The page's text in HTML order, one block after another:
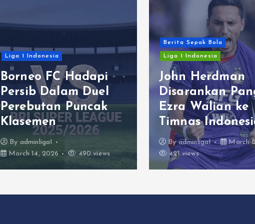
Liga 1 Indonesia
Borneo FC Hadapi
Persib Dalam Duel
Perebutan Puncak
Klasemen
By adminliga1
March 14, 2026
490 views
Berita Sepak Bola
Liga 1 Indonesia
John Herdman
Disarankan
Ezra Walian ke
Timnas
Byadminliga1
March
421 views